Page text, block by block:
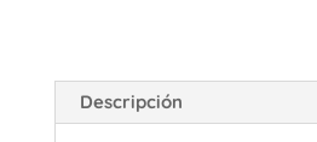
Descripción